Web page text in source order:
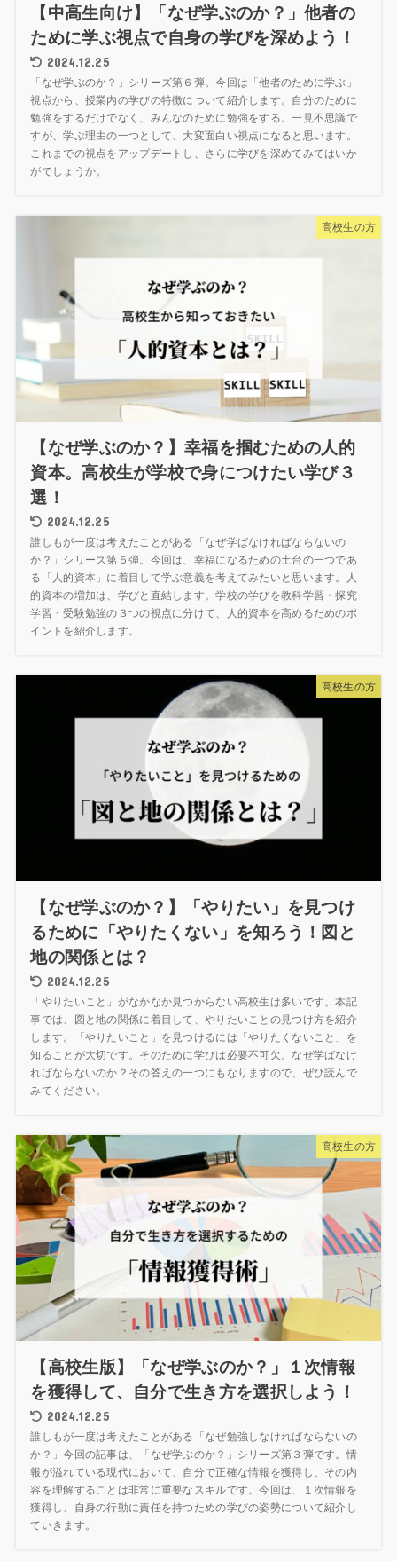
【中高生向け】「なぜ学ぶのか？」他者の
ために学ぶ視点で自身の学びを深めよう！
2024.12.25
「なぜ学ぶのか？」シリーズ第６弾。今回は「他者のために学ぶ」
視点から、授業内の学びの特徴について紹介します。自分のために
勉強をするだけでなく、みんなのために勉強をする。一見不思議で
すが、学ぶ理由の一つとして、大変面白い視点になると思います。
これまでの視点をアップデートし、さらに学びを深めてみてはいか
がでしょうか。
高校生の方
【なぜ学ぶのか？】幸福を掴むための人的
資本。高校生が学校で身につけたい学び３
選！
2024.12.25
誰しもが一度は考えたことがある「なぜ学ばなければならないの
か？」シリーズ第５弾。今回は、幸福になるための土台の一つであ
る「人的資本」に着目して学ぶ意義を考えてみたいと思います。人
的資本の増加は、学びと直結します。学校の学びを教科学習・探究
学習・受験勉強の３つの視点に分けて、人的資本を高めるためのポ
イントを紹介します。
高校生の方
【なぜ学ぶのか？】「やりたい」を見つけ
るために「やりたくない」を知ろう！図と
地の関係とは？
2024.12.25
「やりたいこと」がなかなか見つからない高校生は多いです。本記
事では、図と地の関係に着目して、やりたいことの見つけ方を紹介
します。「やりたいこと」を見つけるには「やりたくないこと」を
知ることが大切です。そのために学びは必要不可欠。なぜ学ばなけ
ればならないのか？その答えの一つにもなりますので、ぜひ読んで
みてください。
高校生の方
【高校生版】「なぜ学ぶのか？」１次情報
を獲得して、自分で生き方を選択しよう！
2024.12.25
誰しもが一度は考えたことがある「なぜ勉強しなければならないの
か？」今回の記事は、「なぜ学ぶのか？」シリーズ第３弾です。情
報が溢れている現代において、自分で正確な情報を獲得し、その内
容を理解することは非常に重要なスキルです。今回は、１次情報を
獲得し、自身の行動に責任を持つための学びの姿勢について紹介し
ていきます。